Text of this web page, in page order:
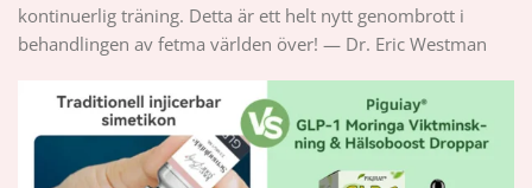
kontinuerlig träning. Detta är ett helt nytt genombrott i
behandlingen av fetma världen över! — Dr. Eric Westman